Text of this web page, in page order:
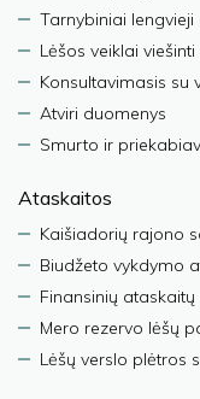
Tarnybiniai
Lėšos veiklai viešinti
Konsultavimasis su
Atviri duomenys
Smurto ir
Ataskaitos
Kaišiadorių rajono
Biudžeto vykdymo
Finansinių ataskaitų
Mero rezervo lėšų
Lėšų verslo plėtros